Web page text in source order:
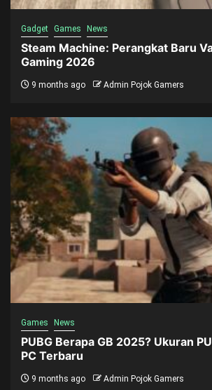
Gadget Games News
Steam Machine: Perangkat Baru
Gaming 2026
9 months ago Admin Pojok Gamers
Games News
PUBG Berapa GB 2025? Ukuran
PC Terbaru
9 months ago Admin Pojok Gamers